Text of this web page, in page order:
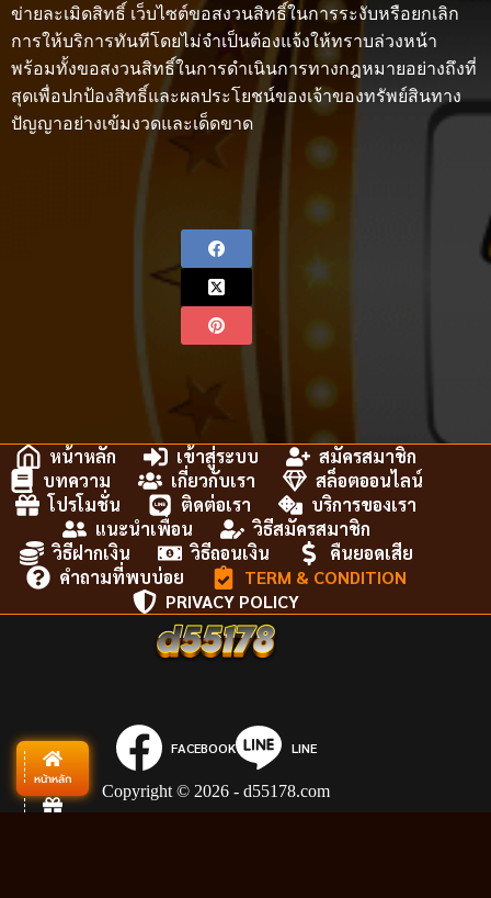
ข่ายละเมิดสิทธิ์ เว็บไซต์ขอสงวนสิทธิ์ในการระงับหรือยกเลิก
การให้บริการทันทีโดยไม่จำเป็นต้องแจ้งให้ทราบล่วงหน้า
พร้อมทั้งขอสงวนสิทธิ์ในการดำเนินการทางกฎหมายอย่างถึงที่
สุดเพื่อปกป้องสิทธิ์และผลประโยชน์ของเจ้าของทรัพย์สินทาง
ปัญญาอย่างเข้มงวดและเด็ดขาด
หน้าหลัก เข้าสู่ระบบ
สมัครสมาชิก
บทความ
เกี่ยวกับเรา
สล็อตออนไลน์
โปรโมชั่น
ติดต่อเรา
บริการของเรา
แนะนำเพื่อน
วิธีสมัครสมาชิก
วิธีฝากเงิน
วิธีถอนเงิน
คืนยอดเสีย
คำถามที่พบบ่อย
TERM & CONDITION
PRIVACY POLICY
FACEBOOK LINE
Copyright © 2026 - d55178.com
หน้าหลัก